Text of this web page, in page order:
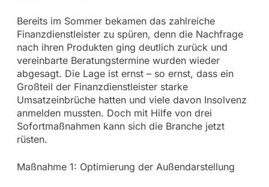
Bereits im Sommer bekamen das zahlreiche
Finanzdienstleister zu spüren, denn die Nachfrage
nach ihren Produkten ging deutlich zurück und
vereinbarte Beratungstermine wurden wieder
abgesagt. Die Lage ist ernst – so ernst, dass ein
Großteil der Finanzdienstleister starke
Umsatzeinbrüche hatten und viele davon Insolvenz
anmelden mussten. Doch mit Hilfe von drei
Sofortmaßnahmen kann sich die Branche jetzt
rüsten.
Maßnahme 1: Optimierung der Außendarstellung